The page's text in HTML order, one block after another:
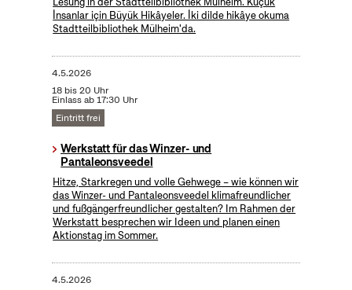
İnsanlar için Büyük Hikâyeler. İki dilde hikâye okuma
Stadtteilbibliothek Mülheim'da.
4.5.2026
18 bis 20 Uhr
Einlass ab 17:30 Uhr
Eintritt frei
Werkstatt für das Winzer- und
Pantaleonsveedel
Hitze, Starkregen und volle Gehwege – wie können wir
das Winzer- und Pantaleonsveedel klimafreundlicher
und fußgängerfreundlicher gestalten? Im Rahmen der
Werkstatt besprechen wir Ideen und planen einen
Aktionstag im Sommer.
4.5.2026